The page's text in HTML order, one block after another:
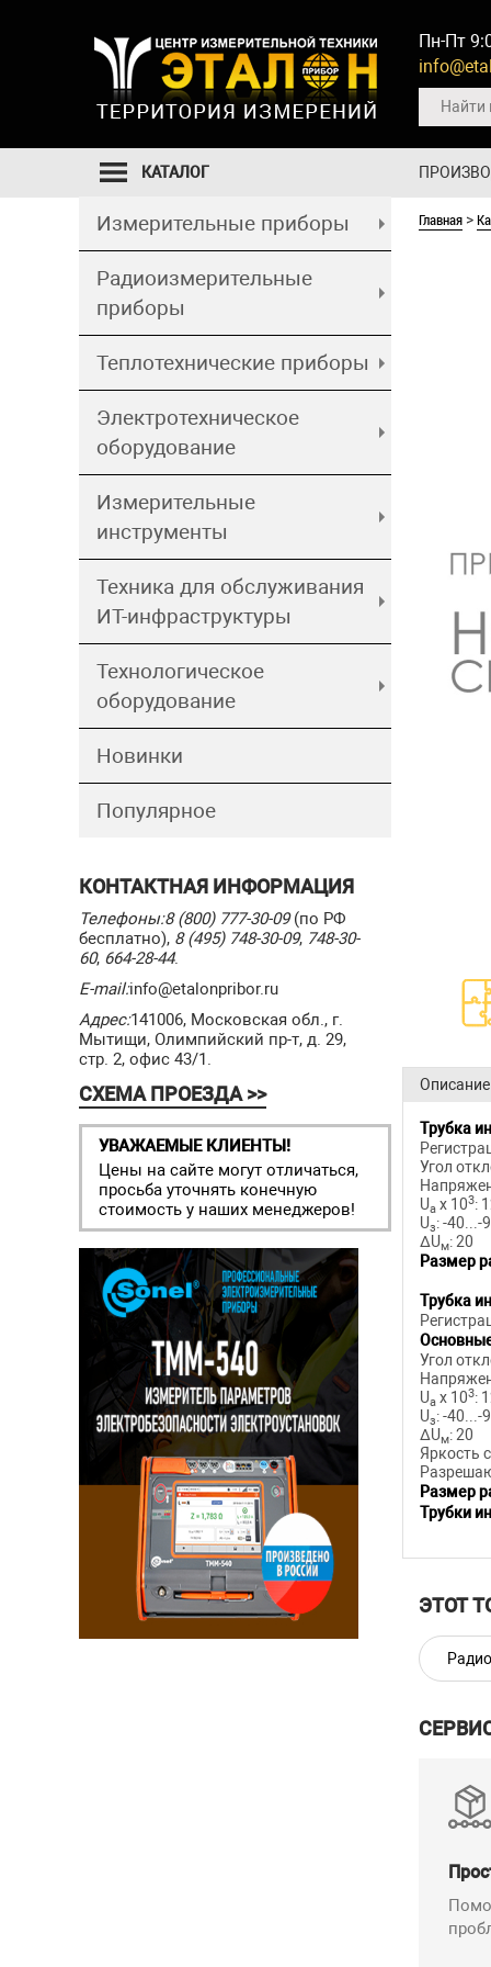
Пн-Пт
КАТАЛОГ
Измерительные приборы
Радиоизмерительные
приборы
Теплотехнические приборы
Электротехническое
оборудование
Измерительные
инструменты
Техника для обслуживания
ИТ-инфраструктуры
Технологическое
оборудование
Новинки
Популярное
КОНТАКТНАЯ ИНФОРМАЦИЯ
Телефоны:8 (800) 777-30-09(по РФ
бесплатно), 8 (495) 748-30-09, 748-30-
60, 664-28-44.
E-mail:info@etalonpribor.ru
Адрес:141006, Московская обл., г.
Мытищи, Олимпийский пр-т, д. 29,
стр. 2, офис 43/1.
СХЕМА ПРОЕЗДА >>
УВАЖАЕМЫЕ КЛИЕНТЫ!
Цены на сайте могут отличаться,
просьба уточнять конечную
стоимость у наших менеджеров!
Главная >
Описание
Трубка
Угол
Ua x 103:
Uз: -40...-
ΔUм: 20
Размер
Трубка
Угол
Ua x 103:
Uз: -40...-
ΔUм: 20
Яркость
Размер
Трубки
ЭТОТ